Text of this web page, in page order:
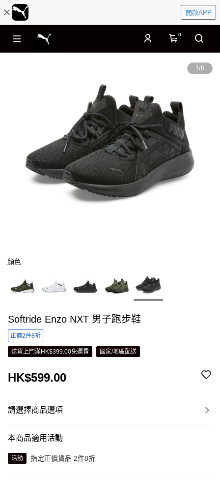
開啟APP
0
1/6
顏色
Softride Enzo NXT 男子跑步鞋
正價2件8折
送貨上門滿HK$399.00免運費 國家/地區配送
HK$599.00
請選擇商品選項
本商品適用活動
活動 指定正價貨品 2件8折